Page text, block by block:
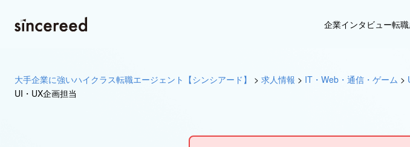
企業インタビュー転
大手企業に強いハイクラス転職エージェント【シンシアード】 > 求人情報 > IT・Web・通信・ゲーム >
UI・UX企画担当